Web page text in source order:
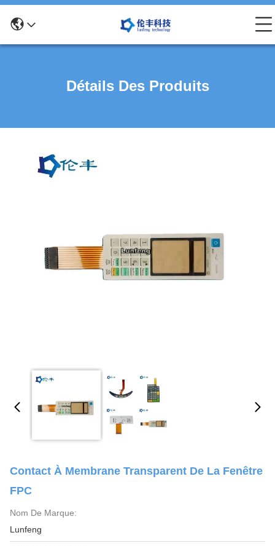
Détails Des Produits
Contact À Membrane Transparent De La Fenêtre
FPC
Nom De Marque:
Lunfeng